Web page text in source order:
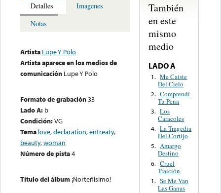
Detalles
Imagenes
Notas
Artista Lupe Y Polo
Artista aparece en los medios de
comunicación Lupe Y Polo
Formato de grabación33
Lado A: b
Condición:VG
Tema love,declaration,entreaty,
beauty,woman
Número de pista4
Título del álbum ¡Norteñisimo!
También
en este
mismo
medio
LADO A
1. Me Caiste
Del Cielo
2. Comprendí
Tu Pena
3. Los
Caracoles
4. La Tragedia
Del Cortijo
5. Amargo
Destino
6. Cruel
Traición
1. Se Me Van
Las Ganas